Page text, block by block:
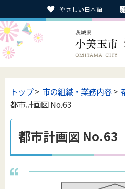
やさしい日本語
トップ> 市の組織・業務内容>
都市計画図 No.63
都市計画図 No.63